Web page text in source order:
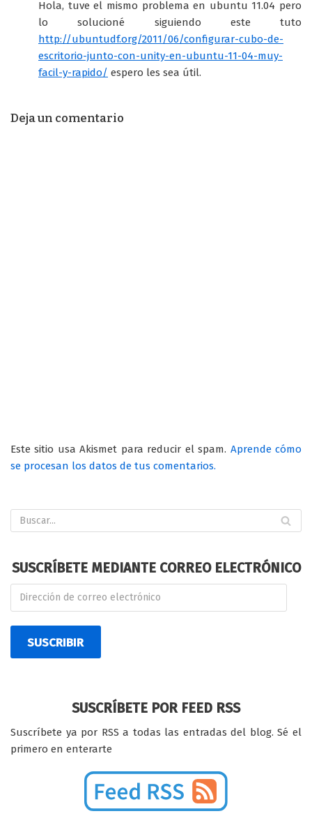
Hola, tuve el mismo problema en ubuntu 11.04 pero
lo solucioné siguiendo este tuto
http://ubuntudf.org/2011/06/configurar-cubo-de-
escritorio-junto-con-unity-en-ubuntu-11-04-muy-
facil-y-rapido/ espero les sea útil.
Deja un comentario
Este sitio usa Akismet para reducir el spam. Aprende cómo
se procesan los datos de tus comentarios.
SUSCRÍBETE MEDIANTE CORREO ELECTRÓNICO
SUSCRIBIR
SUSCRÍBETE POR FEED RSS
Suscríbete ya por RSS a todas las entradas del blog. Sé el
primero en enterarte